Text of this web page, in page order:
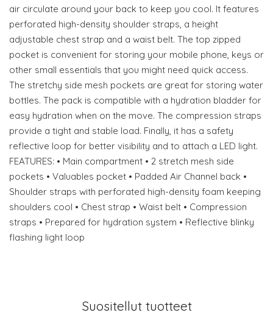
air circulate around your back to keep you cool. It features
perforated high-density shoulder straps, a height
adjustable chest strap and a waist belt. The top zipped
pocket is convenient for storing your mobile phone, keys or
other small essentials that you might need quick access.
The stretchy side mesh pockets are great for storing water
bottles. The pack is compatible with a hydration bladder for
easy hydration when on the move. The compression straps
provide a tight and stable load. Finally, it has a safety
reflective loop for better visibility and to attach a LED light.
FEATURES: • Main compartment • 2 stretch mesh side
pockets • Valuables pocket • Padded Air Channel back •
Shoulder straps with perforated high-density foam keeping
shoulders cool • Chest strap • Waist belt • Compression
straps • Prepared for hydration system • Reflective blinky
flashing light loop
Suositellut tuotteet